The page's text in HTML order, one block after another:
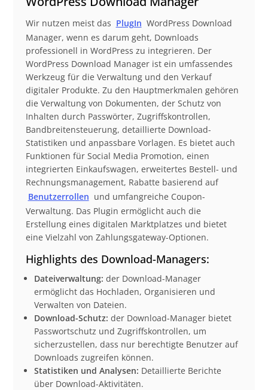
Wir nutzen meist das PlugIn WordPress Download
Manager, wenn es darum geht, Downloads
professionell in WordPress zu integrieren. Der
WordPress Download Manager ist ein umfassendes
Werkzeug für die Verwaltung und den Verkauf
digitaler Produkte. Zu den Hauptmerkmalen gehören
die Verwaltung von Dokumenten, der Schutz von
Inhalten durch Passwörter, Zugriffskontrollen,
Bandbreitensteuerung, detaillierte Download-
Statistiken und anpassbare Vorlagen. Es bietet auch
Funktionen für Social Media Promotion, einen
integrierten Einkaufswagen, erweitertes Bestell- und
Rechnungsmanagement, Rabatte basierend auf
Benutzerrollen und umfangreiche Coupon-
Verwaltung. Das Plugin ermöglicht auch die
Erstellung eines digitalen Marktplatzes und bietet
eine Vielzahl von Zahlungsgateway-Optionen.
Highlights des Download-Managers:
Dateiverwaltung: der Download-Manager
ermöglicht das Hochladen, Organisieren und
Verwalten von Dateien.
Download-Schutz: der Download-Manager bietet
Passwortschutz und Zugriffskontrollen, um
sicherzustellen, dass nur berechtigte Benutzer auf
Downloads zugreifen können.
Statistiken und Analysen: Detaillierte Berichte
über Download-Aktivitäten.